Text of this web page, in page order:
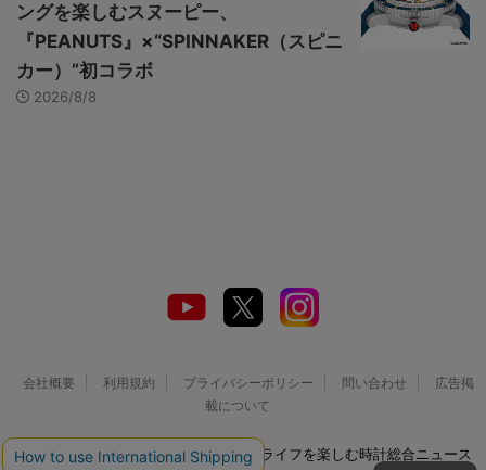
ングを楽しむスヌーピー、
『PEANUTS』×“SPINNAKER（スピニ
カー）”初コラボ
2026/8/8
会社概要 利用規約 プライバシーポリシー 問い合わせ
広告掲
載について
© 2026 Watch LIFE NEWS｜ウオッチライフを楽しむ時計総合ニュース